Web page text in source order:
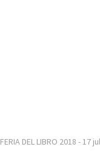
FERIA DEL LIBRO 2018 - 17